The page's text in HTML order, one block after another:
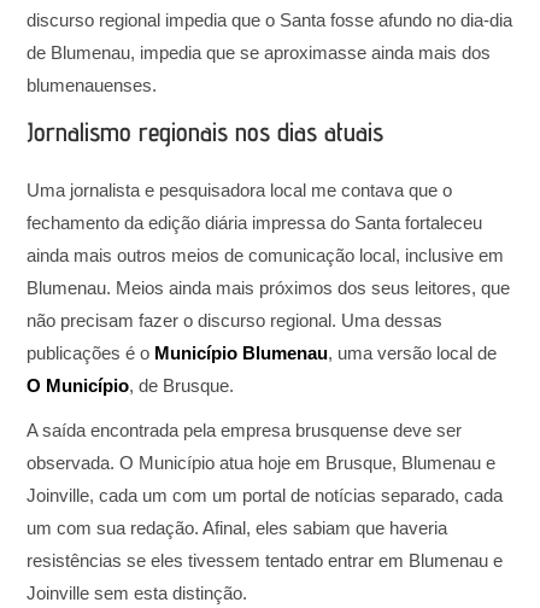
discurso regional impedia que o Santa fosse afundo no dia-dia
de Blumenau, impedia que se aproximasse ainda mais dos
blumenauenses.
Jornalismo regionais nos dias atuais
Uma jornalista e pesquisadora local me contava que o
fechamento da edição diária impressa do Santa fortaleceu
ainda mais outros meios de comunicação local, inclusive em
Blumenau. Meios ainda mais próximos dos seus leitores, que
não precisam fazer o discurso regional. Uma dessas
publicações é o Município Blumenau, uma versão local de
O Município, de Brusque.
A saída encontrada pela empresa brusquense deve ser
observada. O Município atua hoje em Brusque, Blumenau e
Joinville, cada um com um portal de notícias separado, cada
um com sua redação. Afinal, eles sabiam que haveria
resistências se eles tivessem tentado entrar em Blumenau e
Joinville sem esta distinção.